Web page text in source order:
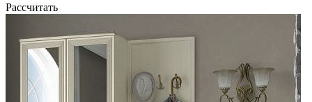
Рассчитать